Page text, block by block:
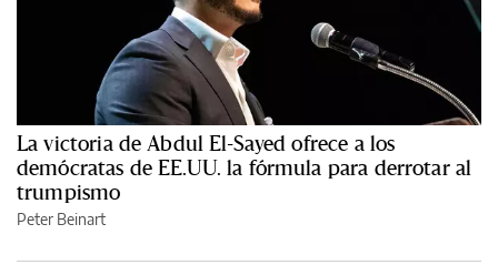
La victoria de Abdul El-Sayed ofrece a los
demócratas de EE.UU. la fórmula para derrotar al
trumpismo
Peter Beinart